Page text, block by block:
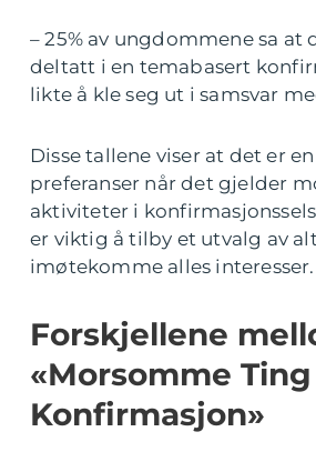
– 25% av ungdommene sa at
deltatt i en temabasert
likte å kle seg ut i samsvar
Disse tallene viser at det er
preferanser når det gjelder
aktiviteter i
er viktig å tilby et utvalg av
imøtekomme alles interesser.
Forskjellene
«Morsomme
Konfirmasjon»